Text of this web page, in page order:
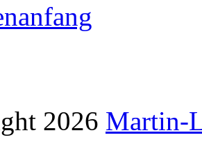
2026 Martin-